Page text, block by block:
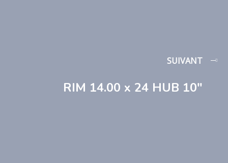
SUIVANT
RIM 14.00 x 24 HUB 10″